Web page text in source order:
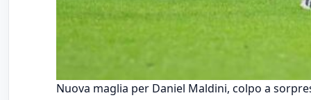
Nuova maglia per Daniel Maldini, colpo a